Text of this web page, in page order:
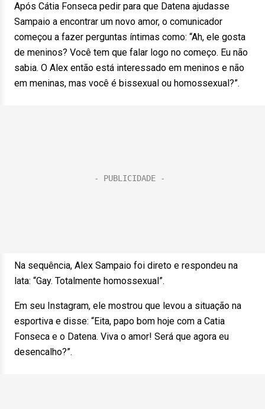
Após Cátia Fonseca pedir para que Datena ajudasse
Sampaio a encontrar um novo amor, o comunicador
começou a fazer perguntas íntimas como: “Ah, ele gosta
de meninos? Você tem que falar logo no começo. Eu não
sabia. O Alex então está interessado em meninos e não
em meninas, mas você é bissexual ou homossexual?”.
Na sequência, Alex Sampaio foi direto e respondeu na
lata: “Gay. Totalmente homossexual”.
Em seu Instagram, ele mostrou que levou a situação na
esportiva e disse: “Eita, papo bom hoje com a Catia
Fonseca e o Datena. Viva o amor! Será que agora eu
desencalho?”.